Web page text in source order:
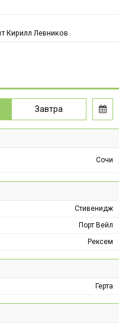
Кирилл Левников
Завтра
Сочи
Стивенидж
Порт Вейл
Рексем
Герта